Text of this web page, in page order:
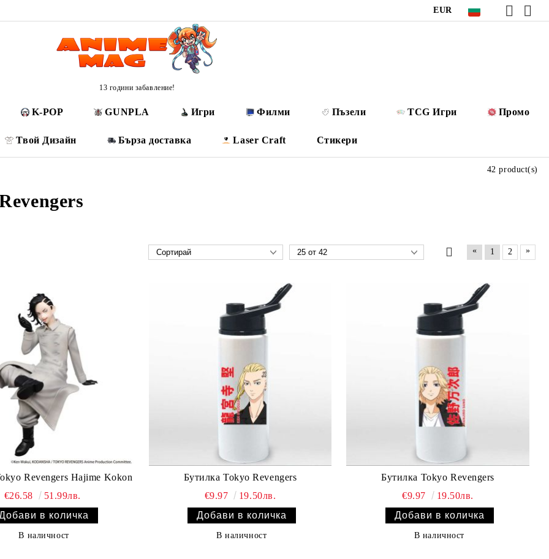
EUR
13 години забавление!
K-POP GUNPLA Игри Филми Пъзели TCG Игри Промо
Твой Дизайн Бърза доставка Laser Craft Стикери
42 product(s)
« 1 2 »
Revengers Hajime Kokon
€26.58
51.99лв.
В наличност
Бутилка Tokyo Revengers
€9.97
19.50лв.
В наличност
Бутилка Tokyo Revengers
€9.97
19.50лв.
В наличност